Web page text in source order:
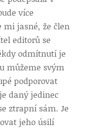
více
mi jasné, že člen
editorů se
odmítnutí je
můžeme svým
podporovat
daný jedinec
ztrapní sám. Je
jeho úsilí